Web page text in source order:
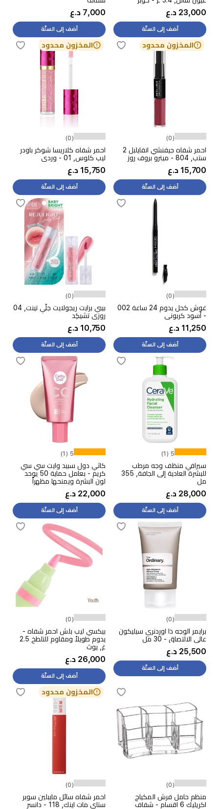
23,000 د.ع
أضف إلى السلّة
7,000 د.ع
أضف إلى السلّة
المخزون محدود
(0)
احمر شفاه جيفنشي انفايلبل 2
ستب, 804 - ميترو بروف روز
15,700 د.ع
أضف إلى السلّة
المخزون محدود
(0)
احمر شفاه كلاريسا شوكر باودر
ليب كلوس, 01 - وردي
15,750 د.ع
أضف إلى السلّة
(0)
غوش كحل يدوم 24 ساعة 002
- أسود كربوني
11,250 د.ع
أضف إلى السلّة
(0)
بيبي برايت ريجولایت جلّي تينت, 04
روزي تشيكِد
10,750 د.ع
أضف إلى السلّة
5 (1)
سيرافي منظف وجه مرطب
للبشرة العادية إلى الجافة, 355
مل
28,000 د.ع
أضف إلى السلّة
5 (1)
كاثي دول سبيد وايت سي سي
كريم - بعامل حماية 50 يوحد
لون البشرة ويمنحها مظهراً
طبيعياً, 01 بيج فاتح
22,000 د.ع
أضف إلى السلّة
(0)
برايمر الوجه ذا اوردنري سيليكون
عالي الالتصاق - 30 مل
25,500 د.ع
أضف إلى السلّة
(0)
بيكسي ليب بلش احمر شفاه -
يدوم طويلاً ومقاوم للتلطخ 2.5
غ, يوث
26,000 د.ع
أضف إلى السلّة
(0)
منظم حامل فرش المكياج
اكريليك 6 اقسام - شفاف
المخزون محدود
(0)
احمر شفاه سائل مايبلين سوبر
ستاي مات اينك, 118 - دانسر